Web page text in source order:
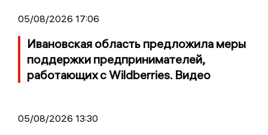
05/08/2026 17:06
Ивановская область предложила меры
поддержки предпринимателей,
работающих с Wildberries. Видео
05/08/2026 13:30